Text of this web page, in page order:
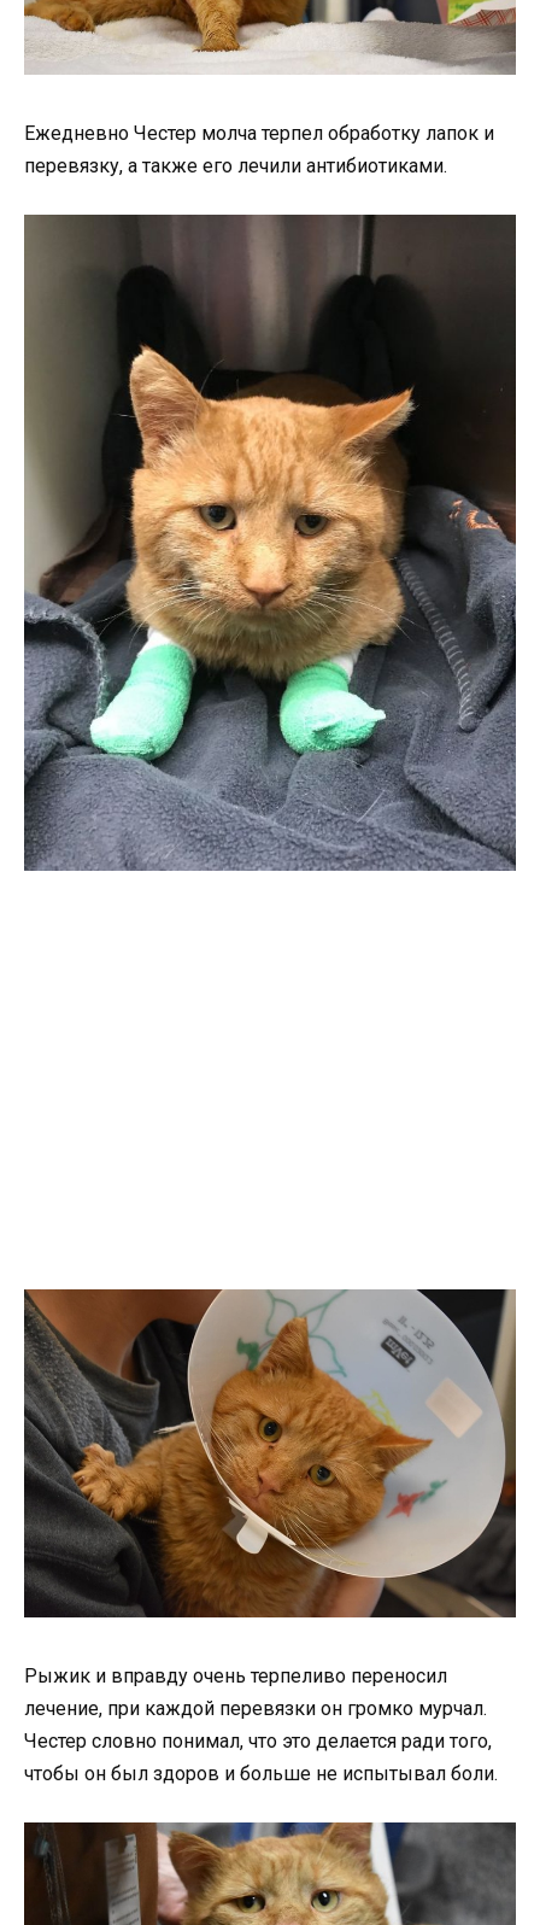
Ежедневно Честер молча терпел обработку лапок и
перевязку, а также его лечили антибиотиками.
Рыжик и вправду очень терпеливо переносил
лечение, при каждой перевязки он громко мурчал.
Честер словно понимал, что это делается ради того,
чтобы он был здоров и больше не испытывал боли.